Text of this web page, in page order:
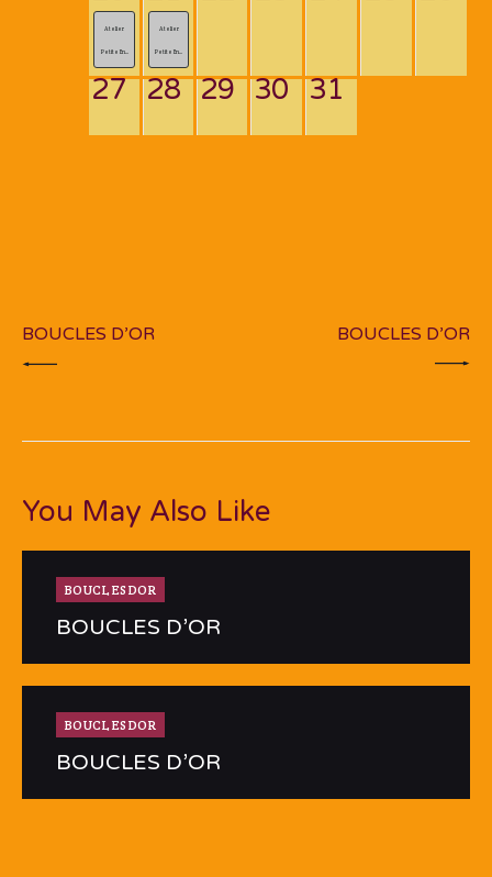
Atelier
Petite En...
Atelier
Petite En...
27 28 29 30 31
BOUCLES D’OR BOUCLES D’OR
You May Also Like
BOUCLESDOR
BOUCLES D’OR
BOUCLESDOR
BOUCLES D’OR